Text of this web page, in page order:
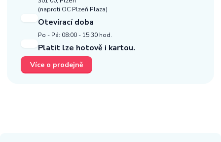
(naproti OC Plzeň Plaza)
Otevírací doba
Po - Pá: 08:00 - 15:30 hod.
Platit lze hotově i kartou.
Více o prodejně